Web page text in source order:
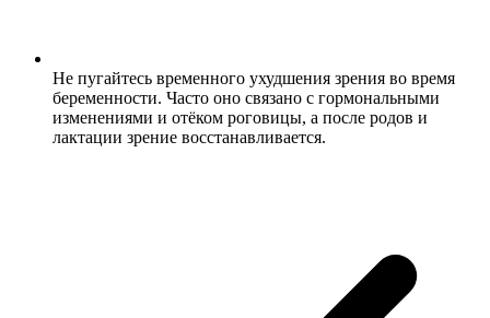
Не пугайтесь временного ухудшения зрения во время
беременности. Часто оно связано с гормональными
изменениями и отёком роговицы, а после родов и
лактации зрение восстанавливается.